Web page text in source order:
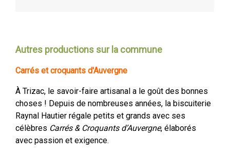
Autres productions sur la commune
Carrés et croquants d'Auvergne
À Trizac, le savoir-faire artisanal a le goût des bonnes
choses ! Depuis de nombreuses années, la biscuiterie
Raynal Hautier régale petits et grands avec ses
célèbres Carrés & Croquants d’Auvergne, élaborés
avec passion et exigence.